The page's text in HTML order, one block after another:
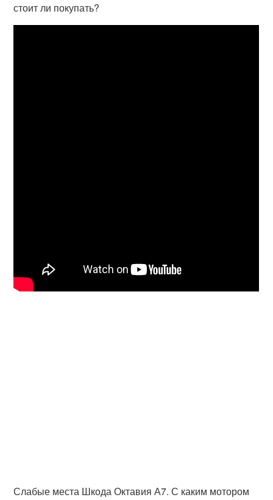
стоит ли покупать?
Слабые места Шкода Октавия А7. С каким мотором